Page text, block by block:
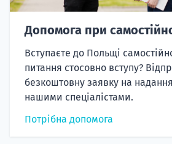
Допомога при
Вступаєте до Польщі
питання стосовно вступу?
безкоштовну заявку на
нашими спеціалістами.
Потрібна допомога